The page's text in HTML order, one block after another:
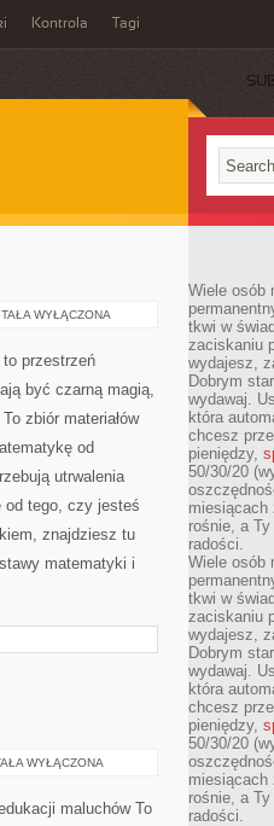
Kontrola Tagi
WYŁĄCZONA
to przestrzeń
być czarną magią,
zbiór materiałów
od
utrwalenia
od tego, czy jesteś
znajdziesz tu
matematyki i
WYŁĄCZONA
maluchów To
Wiele osób
tkwi w
zaciskaniu
wydajesz,
Dobrym
wydawaj.
która
chcesz
pieniędzy,
50/30/20
miesiącach
rośnie, a
radości.
Wiele osób
tkwi w
zaciskaniu
wydajesz,
Dobrym
wydawaj.
która
chcesz
pieniędzy,
50/30/20
miesiącach
rośnie, a
radości.